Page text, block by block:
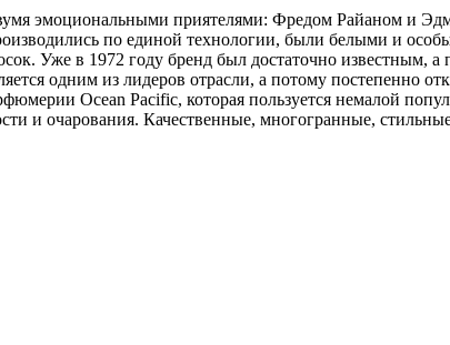
эмоциональными приятелями: Фредом Райаном и
по единой технологии, были белыми и
Уже в 1972 году бренд был достаточно известным,
одним из лидеров отрасли, а потому
Ocean Pacific, которая пользуется немалой
и очарования. Качественные, многогранные,